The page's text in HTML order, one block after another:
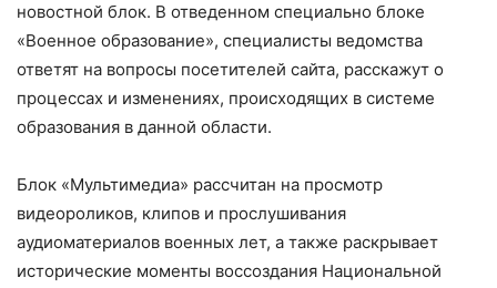
новостной блок. В отведенном специально блоке
«Военное образование», специалисты ведомства
ответят на вопросы посетителей сайта, расскажут о
процессах и изменениях, происходящих в системе
образования в данной области.
Блок «Мультимедиа» рассчитан на просмотр
видеороликов, клипов и прослушивания
аудиоматериалов военных лет, а также раскрывает
исторические моменты воссоздания Национальной